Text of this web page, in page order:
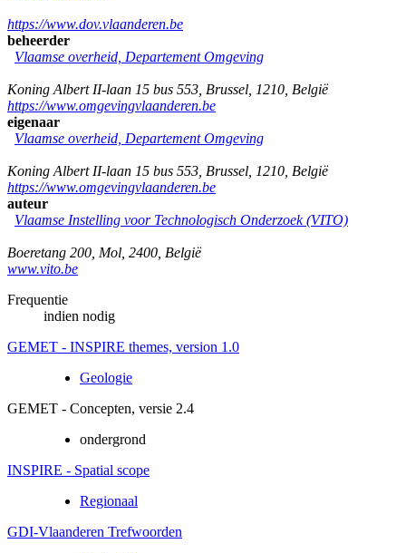
https://www.dov.vlaanderen.be
beheerder
Vlaamse overheid, Departement Omgeving
Koning Albert II-laan 15 bus 553 Brussel 1210 België
https://www.omgevingvlaanderen.be
eigenaar
Vlaamse overheid, Departement Omgeving
Koning Albert II-laan 15 bus 553 Brussel 1210 België
https://www.omgevingvlaanderen.be
auteur
Vlaamse Instelling voor Technologisch Onderzoek (VITO)
Boeretang 200 Mol 2400 België
www.vito.be
Frequentie
indien nodig
GEMET - INSPIRE themes, version 1.0
Geologie
GEMET - Concepten, versie 2.4
ondergrond
INSPIRE - Spatial scope
Regionaal
GDI-Vlaanderen Trefwoorden